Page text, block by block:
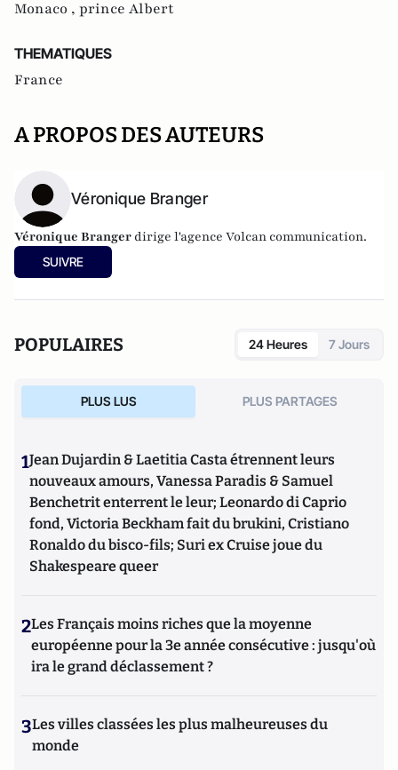
Monaco , prince Albert
THEMATIQUES
France
A PROPOS DES AUTEURS
Véronique Branger
Véronique Branger dirige l'agence Volcan communication.
SUIVRE
POPULAIRES 24 Heures 7 Jours
PLUS LUS PLUS PARTAGES
1Jean Dujardin & Laetitia Casta étrennent leurs
nouveaux amours, Vanessa Paradis & Samuel
Benchetrit enterrent le leur; Leonardo di Caprio
fond, Victoria Beckham fait du brukini, Cristiano
Ronaldo du bisco-fils; Suri ex Cruise joue du
Shakespeare queer
2Les Français moins riches que la moyenne
européenne pour la 3e année consécutive : jusqu'où
ira le grand déclassement ?
3Les villes classées les plus malheureuses du
monde